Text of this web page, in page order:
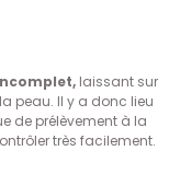
laissant sur
peau. Il y a donc lieu
de prélèvement à la
très facilement.